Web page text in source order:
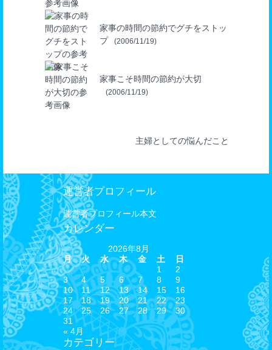
家事の時間の節約でグチをストッ
プ
(2006/11/19)
家事こそ時間の節約が大切
(2006/11/19)
主婦としての悩んだこと
運営者プロフィール
運営者プロフィール本文
カレンダー
2026年8月
月
火 水 木 金 土
日
1
2
3
4 5 6 7 8
9
10
11 12 13 14 15
16
17
18 19 20 21 22
23
24
25 26 27 28 29
30
31
« 4月
カテゴリー